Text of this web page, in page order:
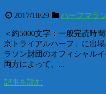
2017/10/29 ハーフマラ
＜約5000文字：一般完読時
京トライアルハーフ」に出
ラソン財団のオフィシャル
両方によって、...
記事を読む